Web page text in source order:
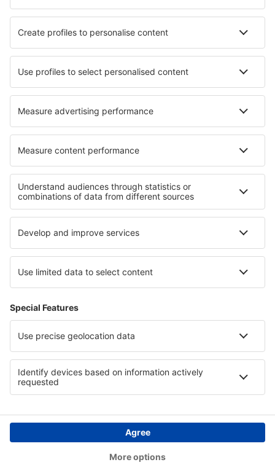
Ubytování in Agria Ubytování in Arielli
Nejlepší ubytování - regiony
Ubytování in Mesa Verde National Park Ubytování in New York
Ubytování in Florida Coast
Ubytování in Kings Canyon National Park
Ubytování v Hurghadě Ubytování v Novohrad
Ubytování in Millstatter See
Ubytování in Harz
Copyright © eSky.cz. Všechna práva vyhrazena.